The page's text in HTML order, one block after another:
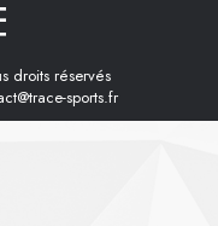
droits réservés
sports.fr